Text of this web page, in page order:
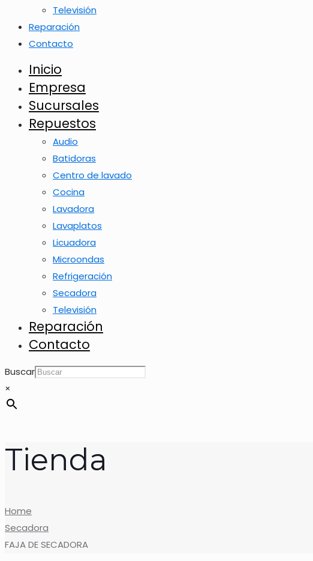
Televisión
Reparación
Contacto
Inicio
Empresa
Sucursales
Repuestos
Audio
Batidoras
Centro de lavado
Cocina
Lavadora
Lavaplatos
Licuadora
Microondas
Refrigeración
Secadora
Televisión
Reparación
Contacto
Buscar
×
Tienda
Home
Secadora
FAJA DE SECADORA